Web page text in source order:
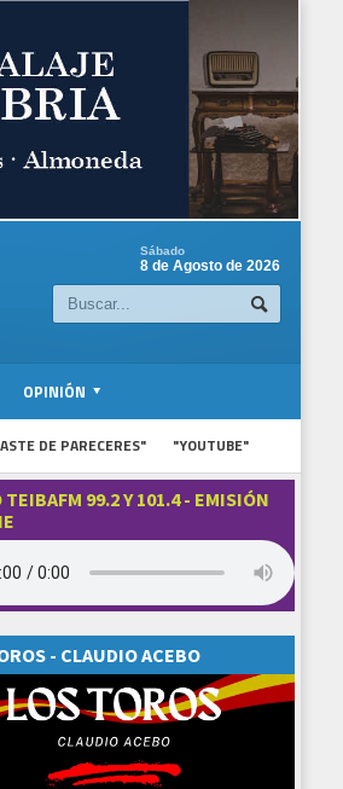
Sábado
8 de Agosto de 2026
OPINIÓN
DE PARECERES" "YOUTUBE"
TEIBAFM 99.2 Y 101.4 - EMISIÓN
- CLAUDIO ACEBO